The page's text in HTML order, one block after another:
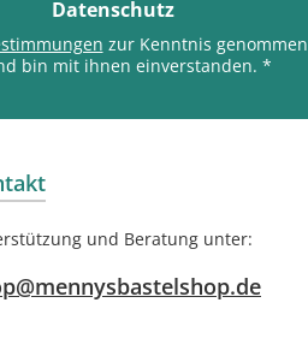
Datenschutz
zur Kenntnis
bin mit ihnen einverstanden. *
und Beratung unter: